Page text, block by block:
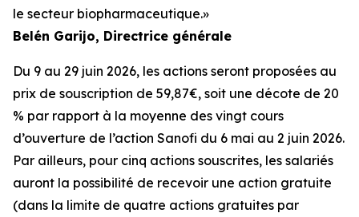
le secteur biopharmaceutique.»
Belén Garijo, Directrice générale
Du 9 au 29 juin 2026, les actions seront proposées au
prix de souscription de 59,87€, soit une décote de 20
% par rapport à la moyenne des vingt cours
d’ouverture de l’action Sanofi du 6 mai au 2 juin 2026.
Par ailleurs, pour cinq actions souscrites, les salariés
auront la possibilité de recevoir une action gratuite
(dans la limite de quatre actions gratuites par